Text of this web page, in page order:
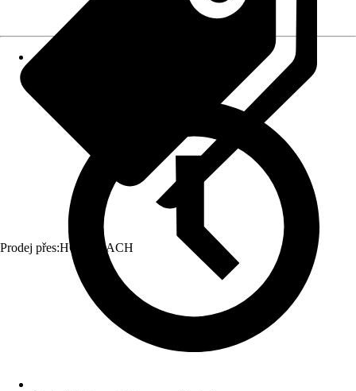
Prodej přes:HORNBACH